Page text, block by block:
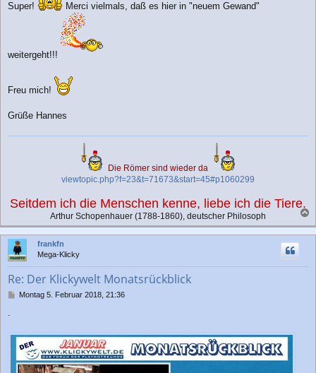
Super! Merci vielmals, daß es hier in "neuem Gewand"
weitergeht!!!
Freu mich!
Grüße Hannes
Die Römer sind wieder da
viewtopic.php?f=23&t=71673&start=45#p1060299
Seitdem ich die Menschen kenne, liebe ich die Tiere.
Arthur Schopenhauer (1788-1860), deutscher Philosoph
a
c
frankfn
Mega-Klicky
Re: Der Klickywelt Monatsrückblick
B
r
a
Montag 5. Februar 2018, 21:36